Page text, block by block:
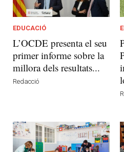
EDUCACIÓ
L’OCDE presenta el seu
primer informe sobre la
millora dels resultats...
Redacció